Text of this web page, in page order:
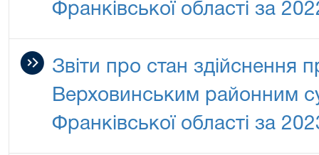
Франківської області за
Звіти про стан здійснення
Верховинським районним
Франківської області за